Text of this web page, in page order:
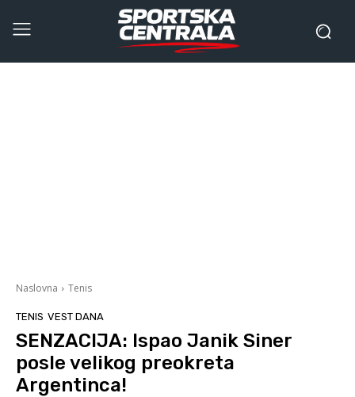
Naslovna Tenis
TENIS VEST DANA
SENZACIJA: Ispao Janik Siner
posle velikog preokreta
Argentinca!